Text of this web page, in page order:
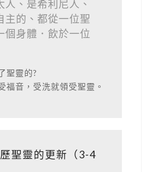
人、是希利尼人、
主的、都從一位聖
個身體．飲於一位
聖靈的?
福音，受洗就領受聖靈。
聖靈的更新（3-4